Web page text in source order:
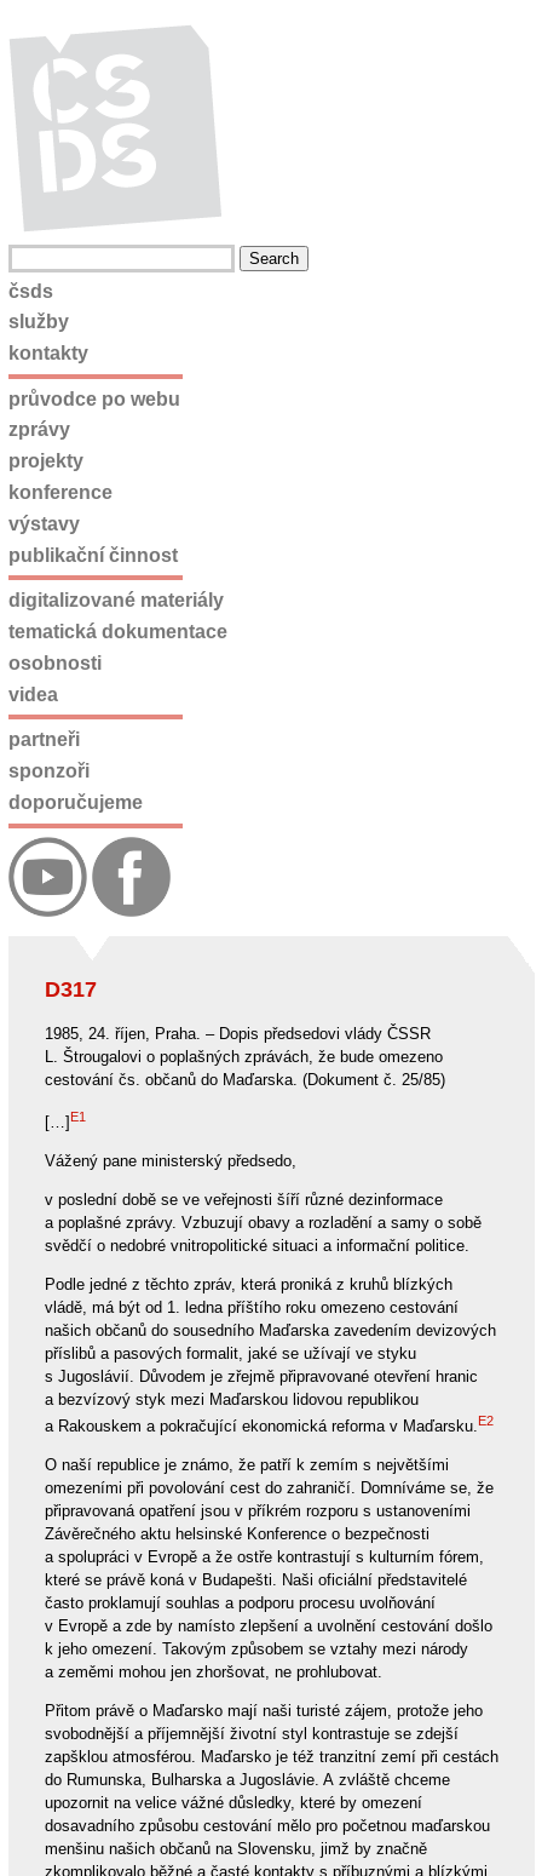
D317
1985, 24. říjen, Praha. – Dopis předsedovi vlády ČSSR
L. Štrougalovi o poplašných zprávách, že bude omezeno
cestování čs. občanů do Maďarska. (Dokument č. 25/85)
[…] E1
Vážený pane ministerský předsedo,
v poslední době se ve veřejnosti šíří různé dezinformace
a poplašné zprávy. Vzbuzují obavy a rozladění a samy o sobě
svědčí o nedobré vnitropolitické situaci a informační politice.
Podle jedné z těchto zpráv, která proniká z kruhů blízkých
vládě, má být od 1. ledna příštího roku omezeno cestování
našich občanů do sousedního Maďarska zavedením devizových
příslibů a pasových formalit, jaké se užívají ve styku
s Jugoslávií. Důvodem je zřejmě připravované otevření hranic
a bezvízový styk mezi Maďarskou lidovou republikou
a Rakouskem a pokračující ekonomická reforma v Maďarsku.E2
O naší republice je známo, že patří k zemím s největšími
omezeními při povolování cest do zahraničí. Domníváme se, že
připravovaná opatření jsou v příkrém rozporu s ustanoveními
Závěrečného aktu helsinské Konference o bezpečnosti
a spolupráci v Evropě a že ostře kontrastují s kulturním fórem,
které se právě koná v Budapešti. Naši oficiální představitelé
často proklamují souhlas a podporu procesu uvolňování
v Evropě a zde by namísto zlepšení a uvolnění cestování došlo
k jeho omezení. Takovým způsobem se vztahy mezi národy
a zeměmi mohou jen zhoršovat, ne prohlubovat.
Přitom právě o Maďarsko mají naši turisté zájem, protože jeho
svobodnější a příjemnější životní styl kontrastuje se zdejší
zapšklou atmosférou. Maďarsko je též tranzitní zemí při cestách
do Rumunska, Bulharska a Jugoslávie. A zvláště chceme
upozornit na velice vážné důsledky, které by omezení
dosavadního způsobu cestování mělo pro početnou maďarskou
menšinu našich občanů na Slovensku, jimž by značně
zkomplikovalo běžné a časté kontakty s příbuznými a blízkými
čsds
služby
kontakty
průvodce po webu
zprávy
projekty
konference
výstavy
publikační činnost
digitalizované materiály
tematická dokumentace
osobnosti
videa
partneři
sponzoři
doporučujeme